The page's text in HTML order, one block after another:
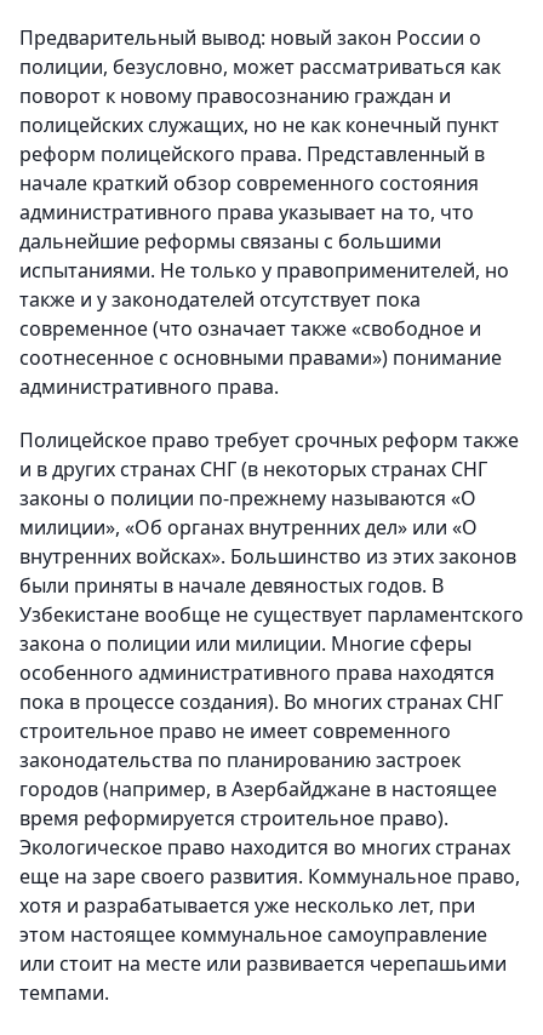
Предварительный вывод: новый закон России о
полиции, безусловно, может рассматриваться как
поворот к новому правосознанию граждан и
полицейских служащих, но не как конечный пункт
реформ полицейского права. Представленный в
начале краткий обзор современного состояния
административного права указывает на то, что
дальнейшие реформы связаны с большими
испытаниями. Не только у правоприменителей, но
также и у законодателей отсутствует пока
современное (что означает также «свободное и
соотнесенное с основными правами») понимание
административного права.
Полицейское право требует срочных реформ также
и в других странах СНГ (в некоторых странах СНГ
законы о полиции по-прежнему называются «О
милиции», «Об органах внутренних дел» или «О
внутренних войсках». Большинство из этих законов
были приняты в начале девяностых годов. В
Узбекистане вообще не существует парламентского
закона о полиции или милиции. Многие сферы
особенного административного права находятся
пока в процессе создания). Во многих странах СНГ
строительное право не имеет современного
законодательства по планированию застроек
городов (например, в Азербайджане в настоящее
время реформируется строительное право).
Экологическое право находится во многих странах
еще на заре своего развития. Коммунальное право,
хотя и разрабатывается уже несколько лет, при
этом настоящее коммунальное самоуправление
или стоит на месте или развивается черепашьими
темпами.